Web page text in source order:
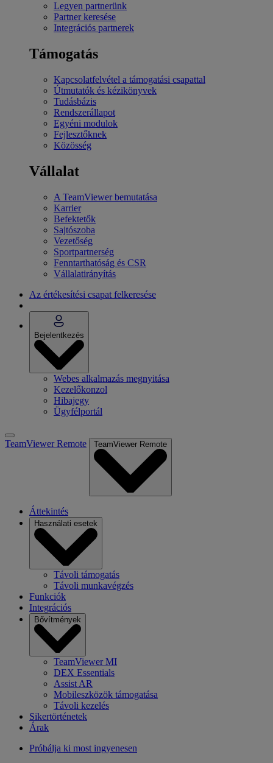
Legyen partnerünk
Partner keresése
Integrációs partnerek
Támogatás
Kapcsolatfelvétel a támogatási csapattal
Útmutatók és kézikönyvek
Tudásbázis
Rendszerállapot
Egyéni modulok
Fejlesztőknek
Közösség
Vállalat
A TeamViewer bemutatása
Karrier
Befektetők
Sajtószoba
Vezetőség
Sportpartnerség
Fenntarthatóság és CSR
Vállalatirányítás
Az értékesítési csapat felkeresése
Bejelentkezés
Webes alkalmazás megnyitása
Kezelőkonzol
Hibajegy
Ügyfélportál
TeamViewer Remote TeamViewer Remote
Áttekintés
Használati esetek
Távoli támogatás
Távoli munkavégzés
Funkciók
Integrációs
Bővítmények
TeamViewer MI
DEX Essentials
Assist AR
Mobileszközök támogatása
Távoli kezelés
Sikertörténetek
Árak
Próbálja ki most ingyenesen